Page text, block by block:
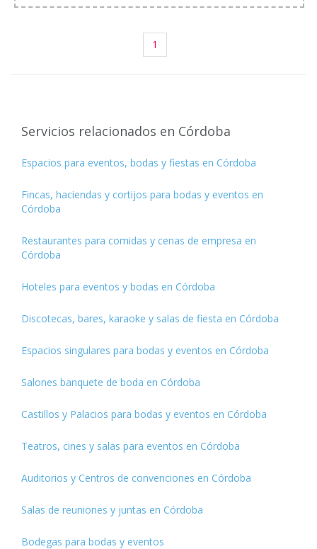
1
Servicios relacionados en Córdoba
Espacios para eventos, bodas y fiestas en Córdoba
Fincas, haciendas y cortijos para bodas y eventos en
Córdoba
Restaurantes para comidas y cenas de empresa en
Córdoba
Hoteles para eventos y bodas en Córdoba
Discotecas, bares, karaoke y salas de fiesta en Córdoba
Espacios singulares para bodas y eventos en Córdoba
Salones banquete de boda en Córdoba
Castillos y Palacios para bodas y eventos en Córdoba
Teatros, cines y salas para eventos en Córdoba
Auditorios y Centros de convenciones en Córdoba
Salas de reuniones y juntas en Córdoba
Bodegas para bodas y eventos